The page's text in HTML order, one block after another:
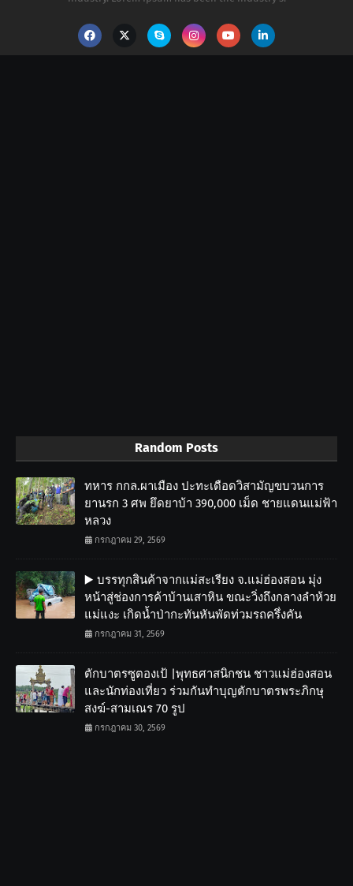
Random Posts
ทหาร กกล.ผาเมือง ปะทะเดือดวิสามัญขบวนการ
ยานรก 3 ศพ ยึดยาบ้า 390,000 เม็ด ชายแดนแม่ฟ้า
หลวง
กรกฎาคม 29, 2569
▶️ บรรทุกสินค้าจากแม่สะเรียง จ.แม่ฮ่องสอน มุ่ง
หน้าสู่ช่องการค้าบ้านเสาหิน ขณะวิ่งถึงกลางลำห้วย
แม่แงะ เกิดน้ำป่ากะทันหันพัดท่วมรถครึ่งคัน
กรกฎาคม 31, 2569
ตักบาตรซูตองเป้ |พุทธศาสนิกชน ชาวแม่ฮ่องสอน
และนักท่องเที่ยว ร่วมกันทำบุญตักบาตรพระภิกษุ
สงฆ์-สามเณร 70 รูป
กรกฎาคม 30, 2569